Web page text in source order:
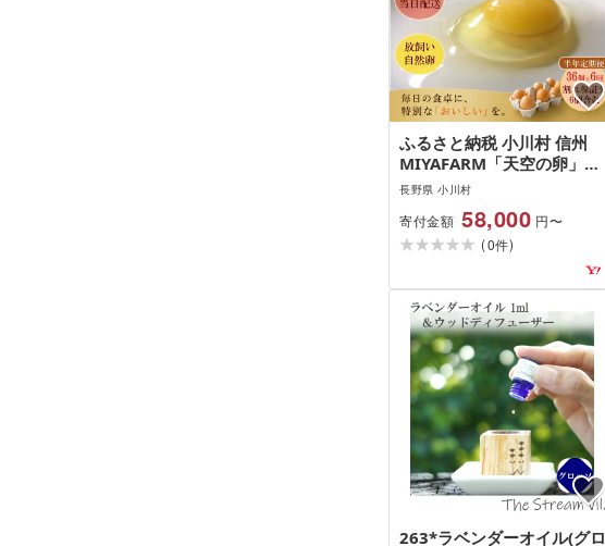
ふるさと納税 小川村 信州
MIYAFARM「天空の卵」放
し飼い自然卵 6ヶ月定期便
長野県 小川村
寄付金額 58,000 円〜
(0件)
263*ラベンダーオイル(グロ